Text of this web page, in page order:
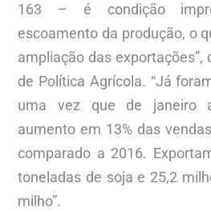
163 – é condição
escoamento da produção, o
ampliação das exportações”,
de Política Agrícola. “Já
uma vez que de janeiro
aumento em 13% das
comparado a 2016.
toneladas de soja e 25,2
milho”.